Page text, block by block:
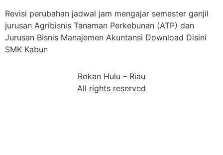
Revisi perubahan jadwal jam mengajar semester ganjil
jurusan Agribisnis Tanaman Perkebunan (ATP) dan
Jurusan Bisnis Manajemen Akuntansi Download Disini
SMK Kabun
Rokan Hulu – Riau
All rights reserved